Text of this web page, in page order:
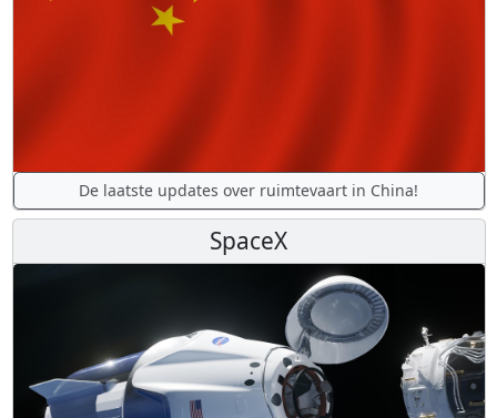
De laatste updates over ruimtevaart in China!
SpaceX